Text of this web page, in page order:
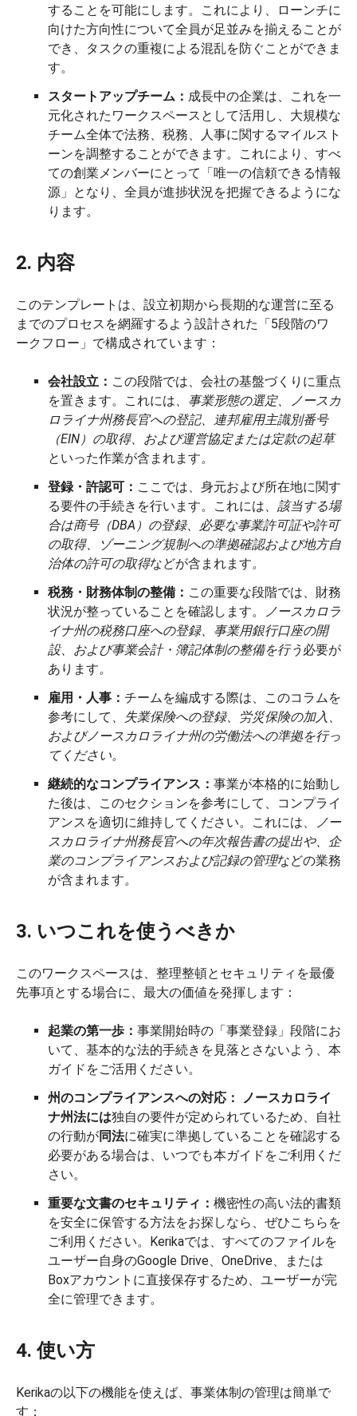
することを可能にします。これにより、ローンチに
向けた方向性について全員が足並みを揃えることが
でき、タスクの重複による混乱を防ぐことができま
す。
スタートアップチーム： 成長中の企業は、これを一
元化されたワークスペースとして活用し、大規模な
チーム全体で法務、税務、人事に関するマイルスト
ーンを調整することができます。これにより、すべ
ての創業メンバーにとって「唯一の信頼できる情報
源」となり、全員が進捗状況を把握できるようにな
ります。
2. 内容
このテンプレートは、設立初期から長期的な運営に至る
までのプロセスを網羅するよう設計された「5段階のワ
ークフロー」で構成されています：
会社設立： この段階では、会社の基盤づくりに重点
を置きます。これには、事業形態の選定、ノースカ
ロライナ州務長官への登記、連邦雇用主識別番号
（EIN）の取得、および運営協定または定款の起草
といった作業が含まれます。
登録・許認可： ここでは、身元および所在地に関す
る要件の手続きを行います。これには、該当する場
合は商号（DBA）の登録、必要な事業許可証や許可
の取得、ゾーニング規制への準拠確認および地方自
治体の許可の取得などが含まれます。
税務・財務体制の整備： この重要な段階では、財務
状況が整っていることを確認します。
ノースカロラ
イナ州の税務口座への登録、事業用銀行口座の開
設、および事業会計・簿記体制の整備を行う 必要が
あります。
雇用・人事： チームを編成する際は、このコラムを
参考にして 、失業保険への登録、労災保険の加入、
およびノースカロライナ州の労働法への準拠を行っ
てください。
継続的なコンプライアンス： 事業が本格的に始動し
た後は、このセクションを参考にして、コンプライ
アンスを適切に維持してください。これには、
ノー
スカロライナ州務長官への年次報告書の提出や、企
業のコンプライアンスおよび記録の管理などの業務
が含まれます。
3. いつこれを使うべきか
このワークスペースは、整理整頓とセキュリティを最優
先事項とする場合に、最大の価値を発揮します：
起業の第一歩： 事業開始時の「事業登録」段階にお
いて、基本的な法的手続きを見落とさないよう、本
ガイドをご活用ください。
州のコンプライアンスへの対応：
ノースカロライ
ナ州法には独自の要件が定められているため、自社
の行動が同法に確実に準拠していることを確認する
必要がある場合は、いつでも本ガイドをご利用くだ
さい。
重要な文書のセキュリティ： 機密性の高い法的書類
を安全に保管する方法をお探しなら、ぜひこちらを
ご利用ください。Kerikaでは、すべてのファイルを
ユーザー自身のGoogle Drive、OneDrive、または
Boxアカウントに直接保存するため、ユーザーが完
全に管理できます。
4. 使い方
Kerikaの以下の機能を使えば、事業体制の管理は簡単で
す：